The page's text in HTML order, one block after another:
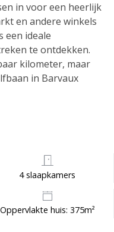
in voor een heerlijk
en andere winkels
een ideale
te ontdekken.
kilometer, maar
in Barvaux
4 slaapkamers
Oppervlakte huis: 375m²